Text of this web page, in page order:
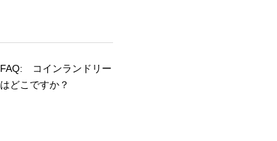
FAQ: コインランドリー
はどこですか？